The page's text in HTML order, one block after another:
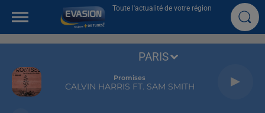
Toute l'actualité de votre région
Promises
CALVIN HARRIS FT. SAM SMITH
PARIS